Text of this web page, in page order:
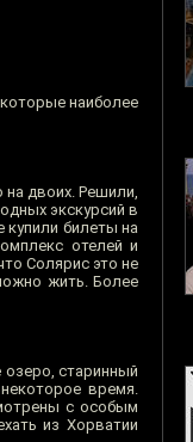
наиболее
на двоих. Решили,
экскурсий в
купили билеты на
отелей и
Солярис это не
жить. Более
озеро, старинный
время.
с особым
из Хорватии